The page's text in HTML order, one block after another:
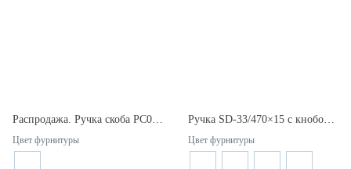
Распродажа. Ручка скоба PC099 РSS 25*13*175 без кноба. Квадратная.
Цвет фурнитуры
Ручка SD-33/470×15 с кнобом. Длина 470мм. Межосевое расстояние 455мм.
Цвет фурнитуры